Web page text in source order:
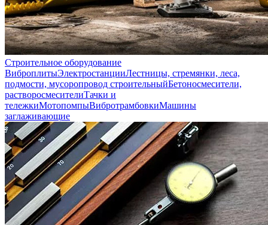
Строительное оборудование
ВиброплитыЭлектростанцииЛестницы, стремянки, леса,
подмости, мусоропровод строительныйБетоносмесители,
растворосмесителиТачки и
тележкиМотопомпыВибротрамбовкиМашины
заглаживающие